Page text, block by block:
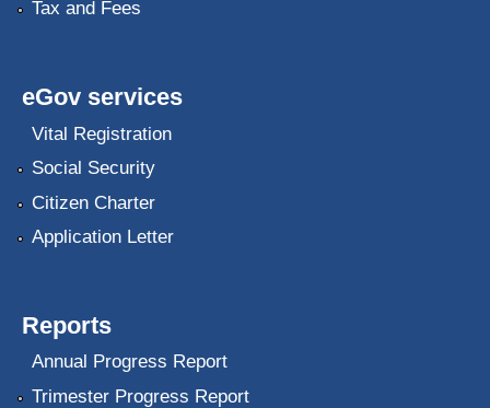
Tax and Fees
eGov services
Vital Registration
Social Security
Citizen Charter
Application Letter
Reports
Annual Progress Report
Trimester Progress Report